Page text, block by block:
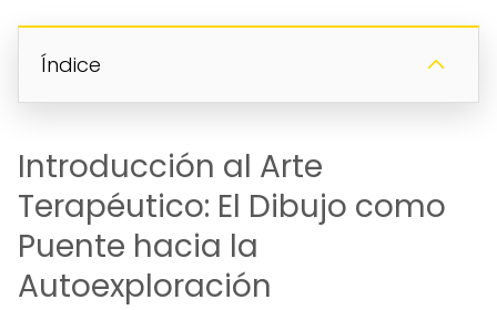
Índice
Introducción al Arte
Terapéutico: El Dibujo como
Puente hacia la
Autoexploración